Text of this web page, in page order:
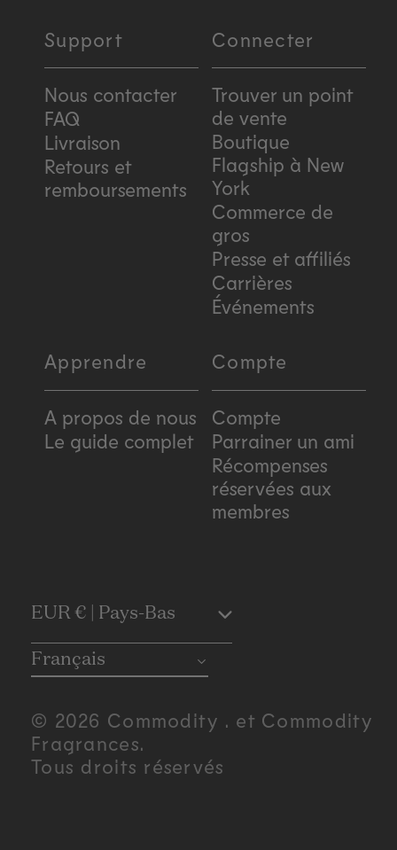
Support
Nous contacter
FAQ
Livraison
Retours et
remboursements
Connecter
Trouver un point
de vente
Boutique
Flagship à New
York
Commerce de
gros
Presse et affiliés
Carrières
Événements
Apprendre
A propos de nous
Le guide complet
Compte
Compte
Parrainer un ami
Récompenses
réservées aux
membres
C
o
u
n
EUR € | Pays-Bas
Français
© 2026 Commodity . et Commodity
Fragrances.
Tous droits réservés